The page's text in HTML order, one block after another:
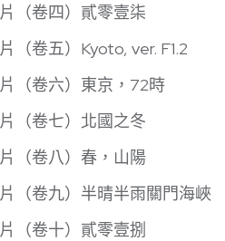
（卷四）貳零壹柒
（卷五）Kyoto, ver. F1.2
（卷六）東京，72時
（卷七）北國之冬
（卷八）春，山陽
（卷九）半晴半雨關門海峽
（卷十）貳零壹捌